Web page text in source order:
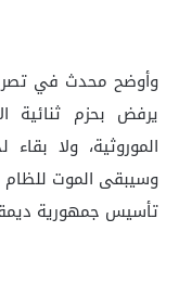
وأوضح محدث في
يرفض بحزم ثنائية
الموروثية، ولا بقاء
وسيبقى الموت للظام
تأسيس جمهورية